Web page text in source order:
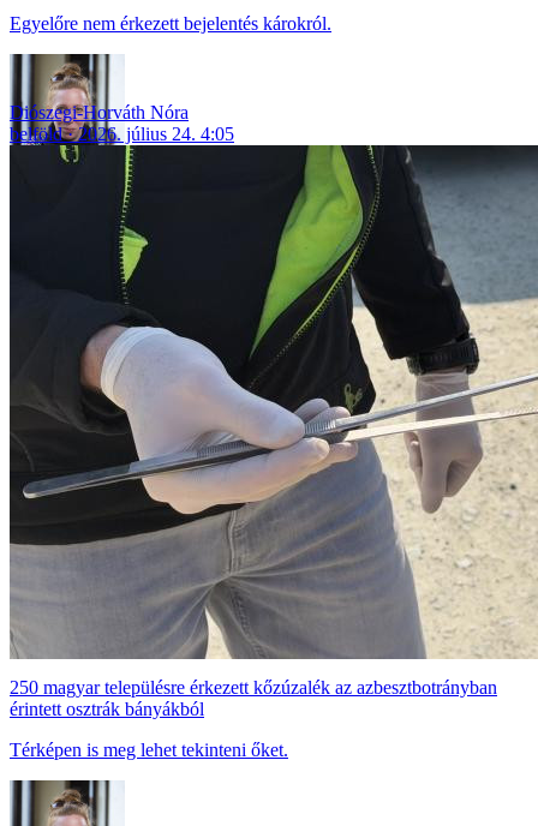
Egyelőre nem érkezett bejelentés károkról.
Diószegi-Horváth Nóra
belföld
2026. július 24. 4:05
250 magyar településre érkezett kőzúzalék az azbesztbotrányban
érintett osztrák bányákból
Térképen is meg lehet tekinteni őket.